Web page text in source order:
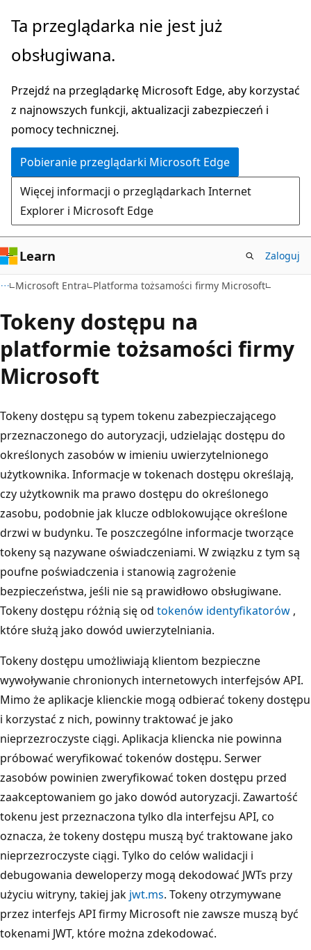
Przejdź
głównej
Ta przeglądarka nie jest już
obsługiwana.
Przejdź na przeglądarkę Microsoft Edge, aby korzystać
z najnowszych funkcji, aktualizacji zabezpieczeń i
pomocy technicznej.
Pobieranie przeglądarki Microsoft Edge
Więcej informacji o przeglądarkach Internet
Explorer i Microsoft Edge
Learn Zaloguj
Microsoft Entra Platforma tożsamości firmy Microsoft
Tokeny dostępu na
platformie tożsamości firmy
Microsoft
Tokeny dostępu są typem tokenu zabezpieczającego
przeznaczonego do autoryzacji, udzielając dostępu do
określonych zasobów w imieniu uwierzytelnionego
użytkownika. Informacje w tokenach dostępu określają,
czy użytkownik ma prawo dostępu do określonego
zasobu, podobnie jak klucze odblokowujące określone
drzwi w budynku. Te poszczególne informacje tworzące
tokeny są nazywane oświadczeniami. W związku z tym są
poufne poświadczenia i stanowią zagrożenie
bezpieczeństwa, jeśli nie są prawidłowo obsługiwane.
Tokeny dostępu różnią się od tokenów identyfikatorów ,
które służą jako dowód uwierzytelniania.
Tokeny dostępu umożliwiają klientom bezpieczne
wywoływanie chronionych internetowych interfejsów API.
Mimo że aplikacje klienckie mogą odbierać tokeny dostępu
i korzystać z nich, powinny traktować je jako
nieprzezroczyste ciągi. Aplikacja kliencka nie powinna
próbować weryfikować tokenów dostępu. Serwer
zasobów powinien zweryfikować token dostępu przed
zaakceptowaniem go jako dowód autoryzacji. Zawartość
tokenu jest przeznaczona tylko dla interfejsu API, co
oznacza, że tokeny dostępu muszą być traktowane jako
nieprzezroczyste ciągi. Tylko do celówwalidacji i
debugowania deweloperzy mogą dekodować JWTs przy
użyciu witryny, takiej jak jwt.ms. Tokeny otrzymywane
przez interfejs API firmy Microsoft nie zawsze muszą być
tokenami JWT, które można zdekodować.